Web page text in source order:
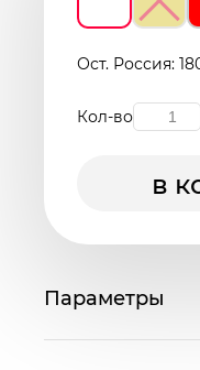
Ост. Россия:
Кол-во
в
Параметры